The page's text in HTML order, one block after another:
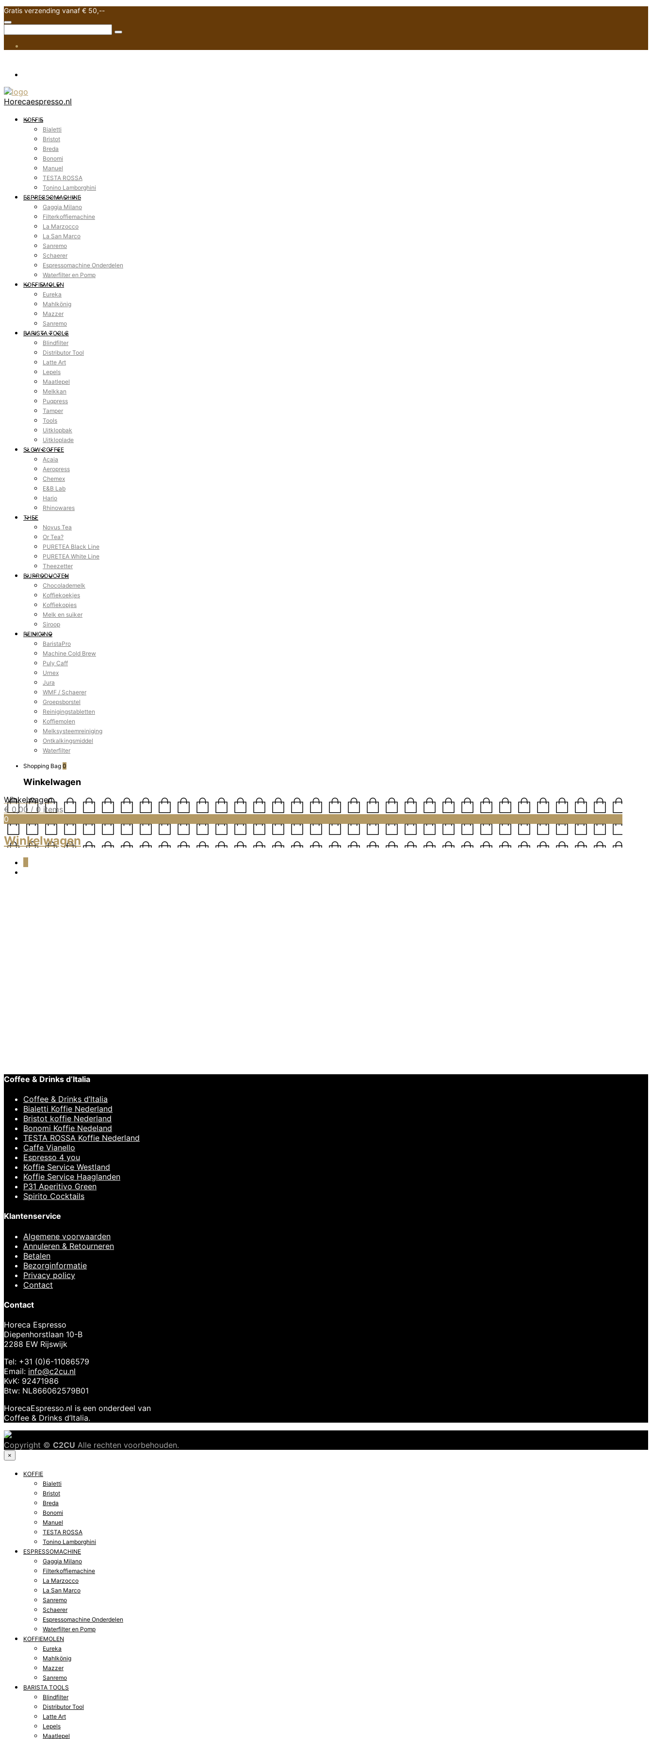
Gratis verzending vanaf € 50,--
Horecaespresso.nl
KOFFIE
Bialetti
Bristot
Breda
Bonomi
Manuel
TESTA ROSSA
Tonino Lamborghini
ESPRESSOMACHINE
Gaggia Milano
Filterkoffiemachine
La Marzocco
La San Marco
Sanremo
Schaerer
Espressomachine Onderdelen
Waterfilter en Pomp
KOFFIEMOLEN
Eureka
Mahlkönig
Mazzer
Sanremo
BARISTA TOOLS
Blindfilter
Distributor Tool
Latte Art
Lepels
Maatlepel
Melkkan
Puqpress
Tamper
Tools
Uitklopbak
Uitkloplade
SLOW COFFEE
Acaia
Aeropress
Chemex
E&B Lab
Hario
Rhinowares
THEE
Novus Tea
Or Tea?
PURETEA Black Line
PURETEA White Line
Theezetter
BIJPRODUCTEN
Chocolademelk
Koffiekoekjes
Koffiekopjes
Melk en suiker
Siroop
REINIGING
BaristaPro
Machine Cold Brew
Puly Caff
Urnex
Jura
WMF / Schaerer
Groepsborstel
Reinigingstabletten
Koffiemolen
Melksysteemreiniging
Ontkalkingsmiddel
Waterfilter
Shopping Bag 0
Winkelwagen
Winkelwagen
€ 0,00 / 0 items
0
Winkelwagen
Coffee & Drinks d’Italia
Coffee & Drinks d’Italia
Bialetti Koffie Nederland
Bristot koffie Nederland
Bonomi Koffie Nedeland
TESTA ROSSA Koffie Nederland
Caffe Vianello
Espresso 4 you
Koffie Service Westland
Koffie Service Haaglanden
P31 Aperitivo Green
Spirito Cocktails
Klantenservice
Algemene voorwaarden
Annuleren & Retourneren
Betalen
Bezorginformatie
Privacy policy
Contact
Contact
Horeca Espresso
Diepenhorstlaan 10-B
2288 EW Rijswijk
Tel: +31 (0)6-11086579
Email: info@c2cu.nl
KvK: 92471986
Btw: NL866062579B01
HorecaEspresso.nl is een onderdeel van
Coffee & Drinks d’Italia.
Copyright © C2CU Alle rechten voorbehouden.
×
KOFFIE
Bialetti
Bristot
Breda
Bonomi
Manuel
TESTA ROSSA
Tonino Lamborghini
ESPRESSOMACHINE
Gaggia Milano
Filterkoffiemachine
La Marzocco
La San Marco
Sanremo
Schaerer
Espressomachine Onderdelen
Waterfilter en Pomp
KOFFIEMOLEN
Eureka
Mahlkönig
Mazzer
Sanremo
BARISTA TOOLS
Blindfilter
Distributor Tool
Latte Art
Lepels
Maatlepel